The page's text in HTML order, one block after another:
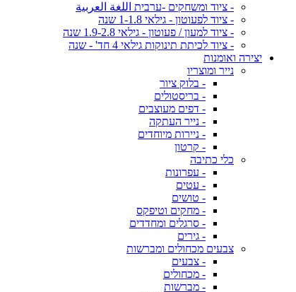
- ציוד ומשחקים -ערבית اللغة العربية
- ציוד לפעוטון - גילאי 1-1.8 שנה
- ציוד למעון / פעוטון - גילאי 1.9-2.8 שנה
- ציוד לכיתת תינוקות גילאי 4 חד' - שנה
יצירה ואומנות
נייר ומוצריו
- בלוק ציור
- בריסטולים
- דפים מעוצבים
- נייר העתקה
- ניירות מיוחדים
- קרטון
כלי כתיבה
- עפרונות
- עטים
- טושים
- מחקים וטיפקס
- סרגלים ומחדדים
- גירים
צבעים מכחולים ומברשות
- צבעים
- מכחולים
- מברשות